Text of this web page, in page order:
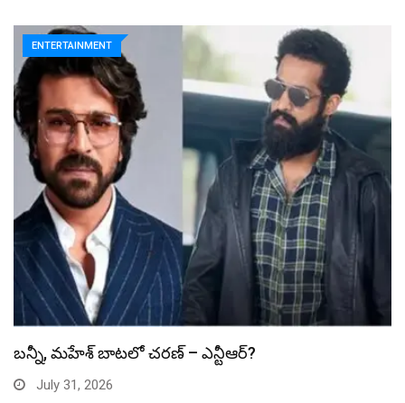
ENTERTAINMENT
స్పైడర్ మ్యాన్ బాక్సాఫీస్ రికార్డు బద్దలు
July 31, 2026